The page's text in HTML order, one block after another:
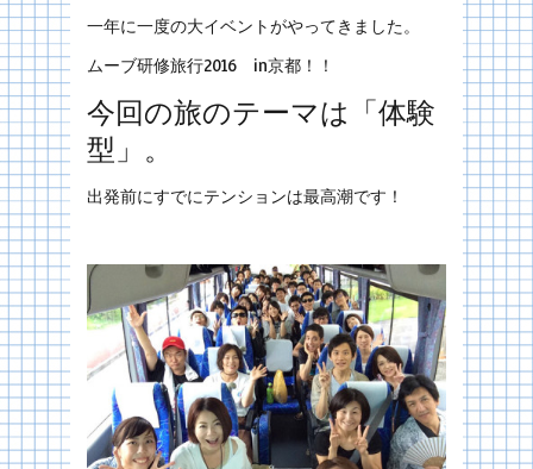
一年に一度の大イベントがやってきました。
ムーブ研修旅行2016 in京都！！
今回の旅のテーマは「体験
型」。
出発前にすでにテンションは最高潮です！